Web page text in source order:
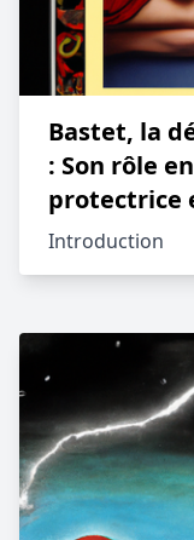
Bastet, la
: Son rôle
protectrice
Introduction